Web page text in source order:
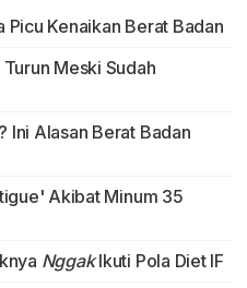
Picu Kenaikan Berat Badan
Meski Sudah
Ini Alasan Berat Badan
Akibat Minum 35
NggakIkuti Pola Diet IF